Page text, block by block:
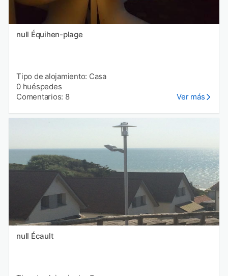
null Équihen-plage
Tipo de alojamiento: Casa
0 huéspedes
Comentarios: 8
Ver más
null Écault